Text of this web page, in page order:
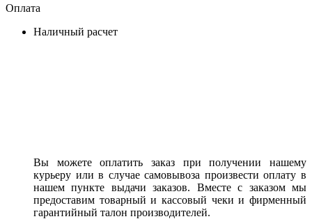
Оплата
Наличный расчет
Вы можете оплатить заказ при получении нашему
курьеру или в случае самовывоза произвести оплату в
нашем пункте выдачи заказов. Вместе с заказом мы
предоставим товарный и кассовый чеки и фирменный
гарантийный талон производителей.